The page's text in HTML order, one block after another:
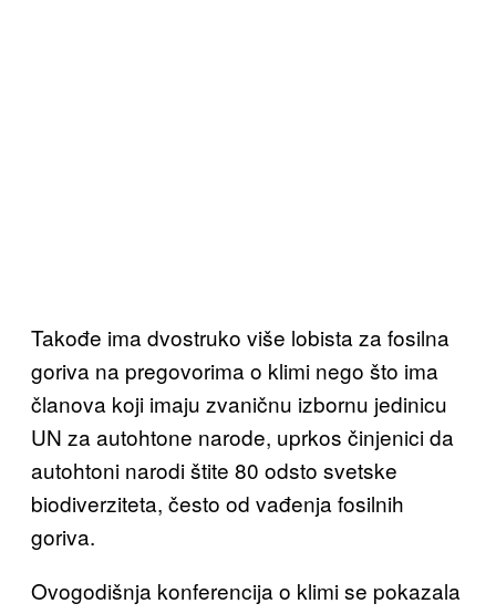
Takođe ima dvostruko više lobista za fosilna
goriva na pregovorima o klimi nego što ima
članova koji imaju zvaničnu izbornu jedinicu
UN za autohtone narode, uprkos činjenici da
autohtoni narodi štite 80 odsto svetske
biodiverziteta, često od vađenja fosilnih
goriva.
Ovogodišnja konferencija o klimi se pokazala